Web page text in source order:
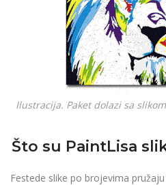
Ilustracija. Paket dolazi sa
Što su PaintLisa
Festede slike po brojevima